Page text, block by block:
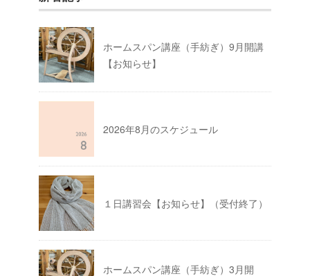
ホームスパン講座（手紡ぎ）9月開講
【お知らせ】
2026年8月のスケジュール
１日講習会【お知らせ】（受付終了）
ホームスパン講座（手紡ぎ）3月開